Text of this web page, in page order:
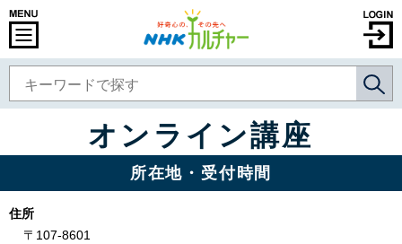
オンライン講座
所在地・受付時間
住所
〒107-8601